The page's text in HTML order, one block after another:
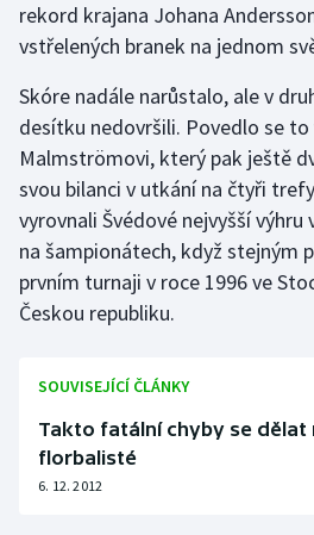
Motorsport
Parasport
Plavání
Plážový volejbal
Ragby
Rychlostní kanoistika
Short track
rekord krajana Johana
vstřelených branek na jednom
Skóre nadále narůstalo, ale v
desítku nedovršili. Povedlo se
Malmströmovi, který pak ještě
svou bilanci v utkání na čtyři
vyrovnali Švédové nejvyšší
na šampionátech, když stejným
prvním turnaji v roce 1996 ve
Českou republiku.
SOUVISEJÍCÍ ČLÁNKY
Takto fatální chyby se dělat
florbalisté
6. 12. 2012